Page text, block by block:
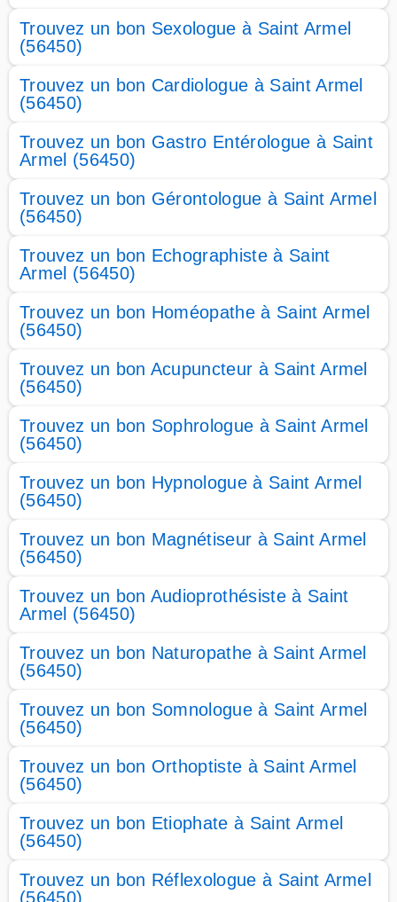
Trouvez un bon Sexologue à Saint Armel
(56450)
Trouvez un bon Cardiologue à Saint Armel
(56450)
Trouvez un bon Gastro Entérologue à Saint
Armel (56450)
Trouvez un bon Gérontologue à Saint Armel
(56450)
Trouvez un bon Echographiste à Saint
Armel (56450)
Trouvez un bon Homéopathe à Saint Armel
(56450)
Trouvez un bon Acupuncteur à Saint Armel
(56450)
Trouvez un bon Sophrologue à Saint Armel
(56450)
Trouvez un bon Hypnologue à Saint Armel
(56450)
Trouvez un bon Magnétiseur à Saint Armel
(56450)
Trouvez un bon Audioprothésiste à Saint
Armel (56450)
Trouvez un bon Naturopathe à Saint Armel
(56450)
Trouvez un bon Somnologue à Saint Armel
(56450)
Trouvez un bon Orthoptiste à Saint Armel
(56450)
Trouvez un bon Etiophate à Saint Armel
(56450)
Trouvez un bon Réflexologue à Saint Armel
(56450)